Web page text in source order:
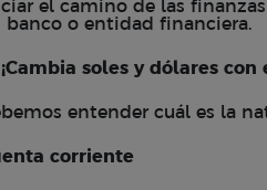
el camino de las
banco o entidad financiera.
¡Cambia soles y dólares
entender cuál es la
corriente